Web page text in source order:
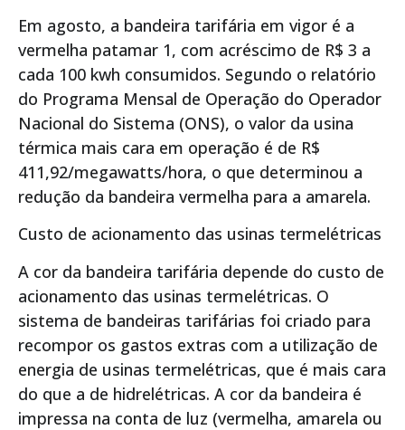
Em agosto, a bandeira tarifária em vigor é a
vermelha patamar 1, com acréscimo de R$ 3 a
cada 100 kwh consumidos. Segundo o relatório
do Programa Mensal de Operação do Operador
Nacional do Sistema (ONS), o valor da usina
térmica mais cara em operação é de R$
411,92/megawatts/hora, o que determinou a
redução da bandeira vermelha para a amarela.
Custo de acionamento das usinas termelétricas
A cor da bandeira tarifária depende do custo de
acionamento das usinas termelétricas. O
sistema de bandeiras tarifárias foi criado para
recompor os gastos extras com a utilização de
energia de usinas termelétricas, que é mais cara
do que a de hidrelétricas. A cor da bandeira é
impressa na conta de luz (vermelha, amarela ou